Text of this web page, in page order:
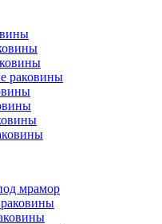
раковины
мрамор